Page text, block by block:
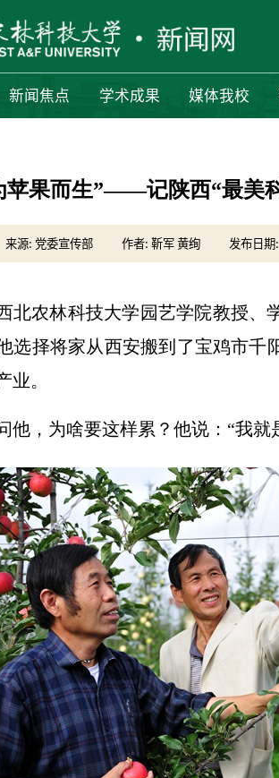
新闻焦点 学术成果 媒体我校
苹果而生”——记陕西“最美
来源: 党委宣传部 作者: 靳军 黄绚 发布日期
北农林科技大学园艺学院教授、
选择将家从西安搬到了宝鸡市千
业。
他，为啥要这样累？他说：“我就